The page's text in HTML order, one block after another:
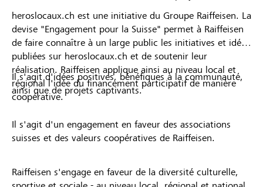
heroslocaux.ch est une initiative du Groupe Raiffeisen. La
devise "Engagement pour la Suisse" permet à Raiffeisen
de faire connaître à un large public les initiatives et idées
publiées sur heroslocaux.ch et de soutenir leur
réalisation. Raiffeisen applique ainsi au niveau local et
régional l'idée du financement participatif de manière
coopérative.
Il s'agit d'idées positives, bénéfiques à la communauté,
ainsi que de projets captivants.
Il s'agit d'un engagement en faveur des associations
suisses et des valeurs coopératives de Raiffeisen.
Raiffeisen s'engage en faveur de la diversité culturelle,